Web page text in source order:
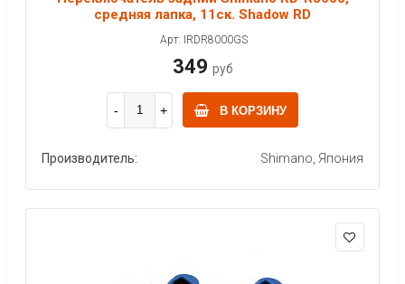
средняя лапка, 11ск. Shadow RD
Арт: IRDR8000GS
349 руб
В КОРЗИНУ
Производитель: Shimano, Япония